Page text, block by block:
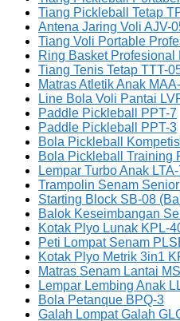
Tiang Pickleball Tetap
Antena Jaring Voli AJV-
Tiang Voli Portable
Ring Basket Profesional
Tiang Tenis Tetap TTT-
Matras Atletik Anak
Line Bola Voli Pantai
Paddle Pickleball PPT-7
Paddle Pickleball PPT-3
Bola Pickleball
Bola Pickleball Training
Lempar Turbo Anak
Trampolin Senam
Starting Block SB-08
Balok Keseimbangan
Kotak Plyo Lunak KPL-
Peti Lompat Senam
Kotak Plyo Metrik 3in1
Matras Senam Lantai
Lempar Lembing Anak
Bola Petanque BPQ-3
Galah Lompat Galah